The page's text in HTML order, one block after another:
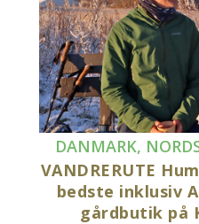
DANMARK,
VANDRERUTE
bedste inklusiv
gårdbutik på